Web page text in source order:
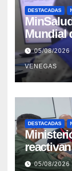
DESTACADAS
Mundial
materia
higiene
sísmica
05/08/2026
VENEGAS
DESTACADAS
05/08/2026